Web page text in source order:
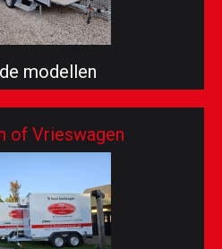
modellen
of Vrieswagen